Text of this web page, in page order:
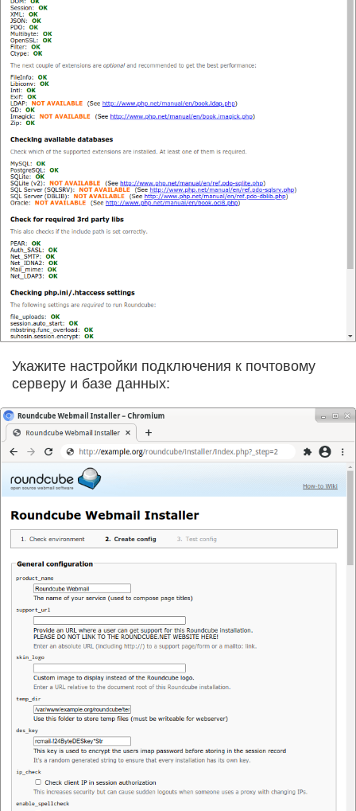
Укажите настройки подключения к почтовому
серверу и базе данных: